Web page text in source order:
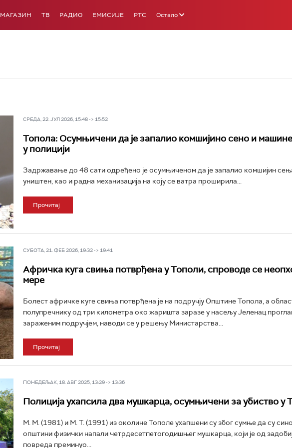
МАГАЗИН ТВ РАДИО ЕМИСИЈЕ РТС Остало
СРЕДА, 22. ЈУЛ 2026, 15:48 -> 15:52
Топола: Осумњичени да је запалио комшијино сено и
у полицији
Задржавање до 48 сати одређено је осумњиченом да је запалио комшијин
уништен, као и радна механизација на коју се ватра проширила...
Прочитај
СУБОТА, 21. ФЕБ 2026, 19:32 -> 19:41
Афричка куга свиња потврђена у Тополи, спроводе се
мере
Болест афричке куге свиња потврђена је на подручју Општине Топола, а
полупречнику од три километра око жаришта заразе у насељу Јеленац
зараженим подручјем, наводи се у решењу Министарства...
Прочитај
ПОНЕДЕЉАК, 18. АВГ 2025, 13:29 -> 13:36
Полиција ухапсила два мушкарца, осумњичени за убиство у
М. М. (1981) и М. Т. (1991) из околине Тополе ухапшени су због сумње да су
општини физички напали четрдесетпетогодишњег мушкарца, који је од
повреда преминуо...